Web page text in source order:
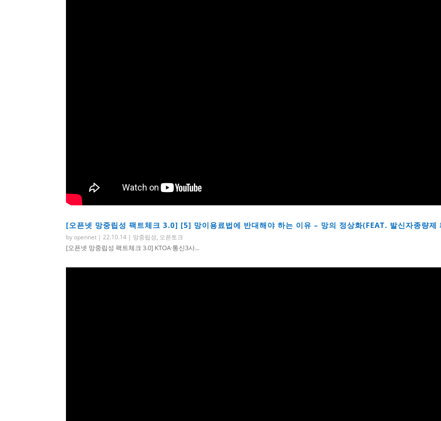
[오픈넷 망중립성 팩트체크 3.0] [5] 망이용료법에 반대해야 하는 이유 – 망의 정상화(FEAT. 발신자종량제
byopennet |22.10.14 | 망중립성, 오픈토크
[오픈넷 망중립성 팩트체크 3.0] KTOA·통신3사...